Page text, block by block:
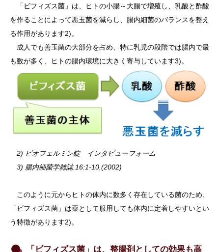
「ビフィズス菌」は、ヒトの小腸～大腸で増殖し、乳酸と酢酸
を作ることによって悪玉菌を減らし、腸内細菌のバランスを整え
る作用があります2)。
成人でも善玉菌の大部分を占め、特に乳児の段階では腸内で最
も数が多く、ヒトの腸内環境に大きく寄与しています3)。
2) ビオフェルミン錠 インタビューフォーム
3) 腸内細菌学雑誌.16:1-10,(2002)
このように元からヒトの体内に数多く存在している菌のため、
「ビフィズス菌」は薬として服用しても体内に定着しやすいとい
う特徴があります2)。
「ビフィズス菌」は、整腸剤としての効果も高